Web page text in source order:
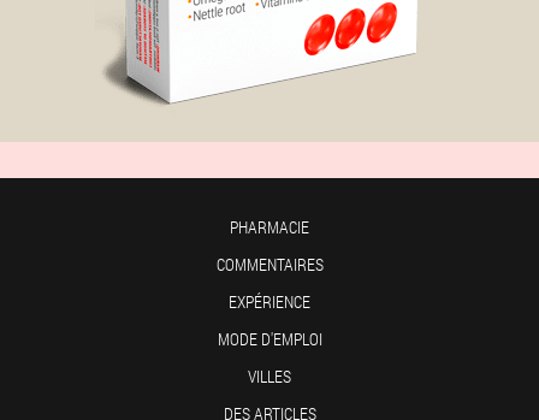
PHARMACIE
COMMENTAIRES
EXPÉRIENCE
MODE D'EMPLOI
VILLES
DES ARTICLES